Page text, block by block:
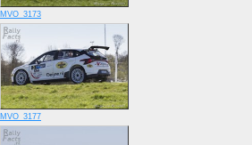
MVO_3173
MVO_3177